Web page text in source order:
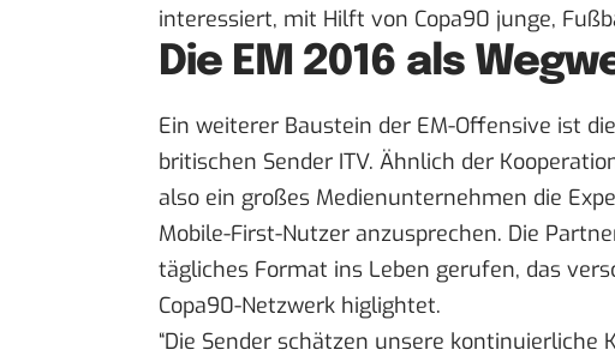
interessiert, mit Hilft von Copa90 junge,
Die EM 2016 als
Ein weiterer Baustein der EM-Offensive ist
britischen Sender ITV. Ähnlich der
also ein großes Medienunternehmen die
Mobile-First-Nutzer anzusprechen. Die
tägliches Format ins Leben gerufen, das
Copa90-Netzwerk higlightet.
“Die Sender schätzen unsere kontinuierliche